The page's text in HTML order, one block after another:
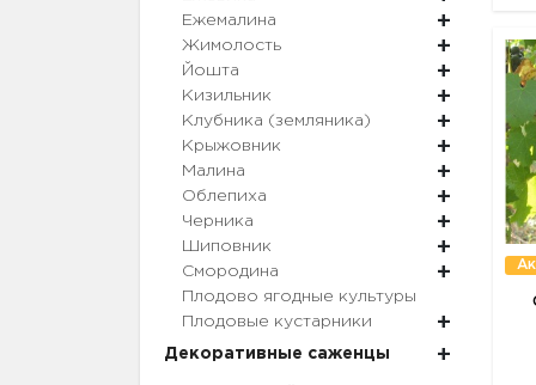
Ежемалина
Жимолость
Йошта
Кизильник
Клубника (земляника)
Крыжовник
Малина
Облепиха
Черника
Шиповник
Смородина
Плодово ягодные культуры
Плодовые кустарники
Декоративные саженцы